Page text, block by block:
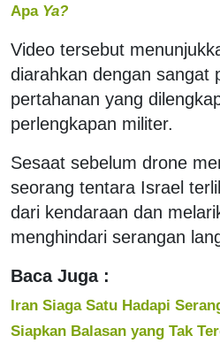
Apa Ya?
Video tersebut
diarahkan dengan sangat
pertahanan yang
perlengkapan militer.
Sesaat sebelum drone
seorang tentara Israel
dari kendaraan dan
menghindari serangan
Baca Juga :
Iran Siaga Satu Hadapi
Siapkan Balasan yang Tak